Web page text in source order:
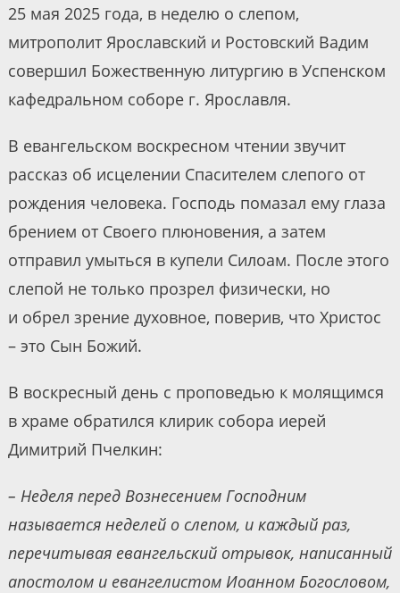
25 мая 2025 года, в неделю о слепом,
митрополит Ярославский и Ростовский Вадим
совершил Божественную литургию в Успенском
кафедральном соборе г. Ярославля.
В евангельском воскресном чтении звучит
рассказ об исцелении Спасителем слепого от
рождения человека. Господь помазал ему глаза
брением от Своего плюновения, а затем
отправил умыться в купели Силоам. После этого
слепой не только прозрел физически, но
и обрел зрение духовное, поверив, что Христос
– это Сын Божий.
В воскресный день с проповедью к молящимся
в храме обратился клирик собора иерей
Димитрий Пчелкин:
– Неделя перед Вознесением Господним
называется неделей о слепом, и каждый раз,
перечитывая евангельский отрывок, написанный
апостолом и евангелистом Иоанном Богословом,